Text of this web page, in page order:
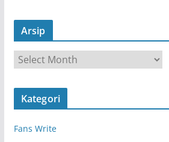
Arsip
s
Kategori
Fans Write